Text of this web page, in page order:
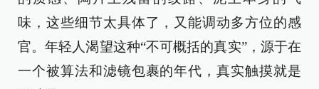
味，这些细节太具体了，又能调动多方位的感
官。年轻人渴望这种“不可概括的真实”，源于在
一个被算法和滤镜包裹的年代，真实触摸就是